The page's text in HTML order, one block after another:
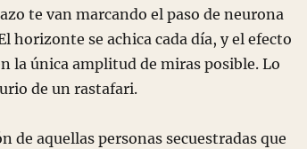
te van marcando el paso de neurona
horizonte se achica cada día, y el efecto
la única amplitud de miras posible. Lo
de un rastafari.
aquellas personas secuestradas que